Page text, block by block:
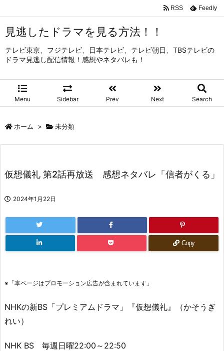
見逃したドラマを見る方法！！
テレビ東京、フジテレビ、日本テレビ、テレビ朝日、TBSテレビの
ドラマ見逃し配信情報！感想やネタバレも！
Menu Sidebar Prev Next Search
RSS Feedly
ホーム > 未分類
仮想儀礼 第2話再放送 感想ネタバレ「信者がくる」
2024年1月22日
Copy
※「本ページはプロモーション広告が含まれています」
NHKの新BS「プレミアムドラマ」『仮想儀礼』（かそうぎ
れい）
NHK BS 毎週日曜22:00～22:50